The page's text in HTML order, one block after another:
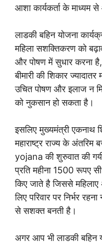
आशा कार्यकर्ता के
लाडकी बहिन योजना
महिला सशक्तिकरण को
और पोषण में सुधार करना है,
बीमारी की शिकार
उचित पोषण और इलाज न
को नुकसान हो सकता है।
इसलिए मुख्यमंत्री एकनाथ
महाराष्ट्र राज्य के
yojana की शुरुवात की
प्रति महीना 1500 रूपए
किए जाते है जिससे
लिए परिवार पर निर्भर
से सशक्त बनती है।
अगर आप भी लाडकी